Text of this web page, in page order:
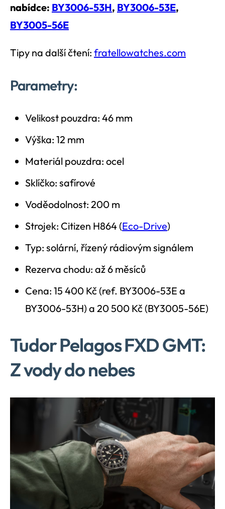
nabídce: BY3006-53H, BY3006-53E,
BY3005-56E
Tipy na další čtení: fratellowatches.com
Parametry:
Velikost pouzdra: 46 mm
Výška: 12 mm
Materiál pouzdra: ocel
Sklíčko: safírové
Voděodolnost: 200 m
Strojek: Citizen H864 (Eco-Drive)
Typ: solární, řízený rádiovým signálem
Rezerva chodu: až 6 měsíců
Cena: 15 400 Kč (ref. BY3006-53E a
BY3006-53H) a 20 500 Kč (BY3005-56E)
Tudor Pelagos FXD GMT:
Z vody do nebes